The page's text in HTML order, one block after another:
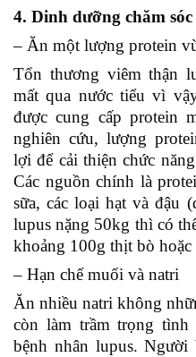
4. Dinh dưỡng chăm sóc
– Ăn một lượng protein
Tổn thương viêm thận
mất qua nước tiểu vì
được cung cấp protein
nghiên cứu, lượng
lợi để cải thiện chức
Các nguồn chính là
sữa, các loại hạt và đậu
lupus nặng 50kg thì có
khoảng 100g thịt bò
– Hạn chế muối và natri
Ăn nhiều natri không
còn làm trầm trọng tình
bệnh nhân lupus. Người